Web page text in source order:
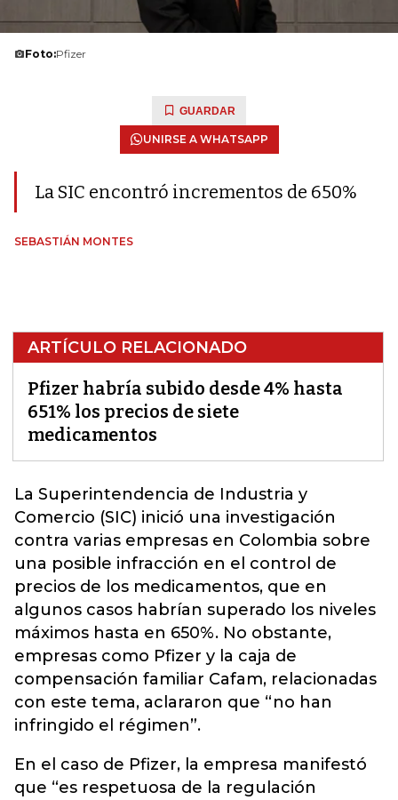
Foto:Pfizer
GUARDAR
UNIRSE A WHATSAPP
La SIC encontró incrementos de 650%
SEBASTIÁN MONTES
ARTÍCULO RELACIONADO
Pfizer habría subido desde 4% hasta
651% los precios de siete
medicamentos
La Superintendencia de Industria y
Comercio (SIC) inició una investigación
contra varias empresas en Colombia sobre
una posible infracción en el control de
precios de los medicamentos, que en
algunos casos habrían superado los niveles
máximos hasta en 650%. No obstante,
empresas como Pfizer y la caja de
compensación familiar Cafam, relacionadas
con este tema, aclararon que “no han
infringido el régimen”.
En el caso de Pfizer, la empresa manifestó
que “es respetuosa de la regulación